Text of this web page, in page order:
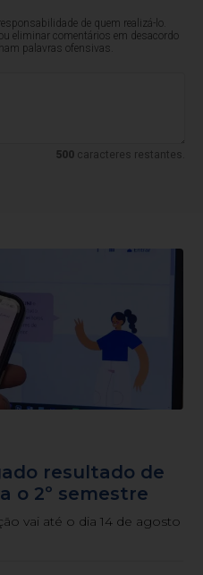
de quem realizá-lo.
eliminar comentários em desacordo
palavras ofensivas.
500caracteres restantes.
resultado de
o 2º semestre
vai até o dia 14 de agosto